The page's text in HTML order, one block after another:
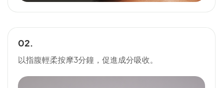
02.
以指腹輕柔按摩3分鐘，促進成分吸收。